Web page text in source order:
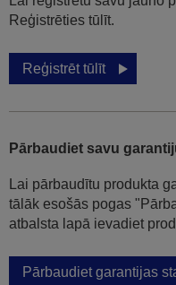
Reģistrēties tūlīt.
Reģistrēt tūlīt
Pārbaudiet savu
Lai pārbaudītu produkta
tālāk esošās pogas
atbalsta lapā ievadiet
Pārbaudiet garantijas